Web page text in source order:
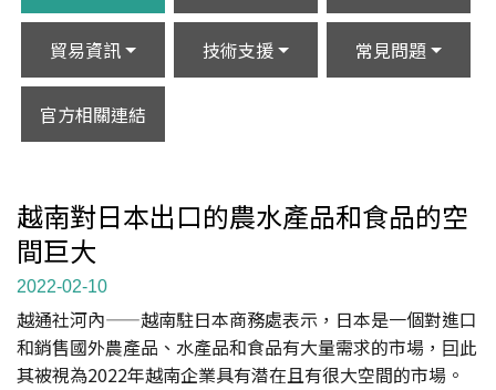
貿易資訊 技術支援 常見問題
官方相關連結
越南對日本出口的農水產品和食品的空
間巨大
2022-02-10
越通社河內——越南駐日本商務處表示，日本是一個對進口
和銷售國外農產品、水產品和食品有大量需求的市場，囙此
其被視為2022年越南企業具有潜在且有很大空間的市場。